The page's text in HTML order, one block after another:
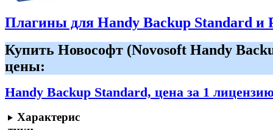
Плагины для Handy Backup Standard и
Купить Новософт (Novosoft Handy
цены:
Handy Backup Standard, цена за 1
Характерис